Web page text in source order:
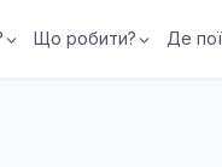
Що робити? Де